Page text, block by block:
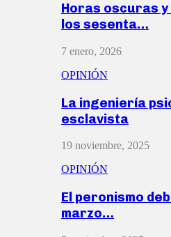
Horas oscuras
los sesenta…
7 enero, 2026
OPINIÓN
La ingeniería
esclavista
19 noviembre, 2025
OPINIÓN
El peronismo
marzo…